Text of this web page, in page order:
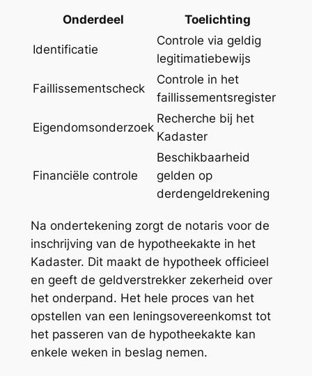
Onderdeel Toelichting
Identificatie
Controle via geldig
legitimatiebewijs
Faillissementscheck
Controle in het
faillissementsregister
Eigendomsonderzoek
Recherche bij het
Kadaster
Financiële controle
Beschikbaarheid
gelden op
derdengeldrekening
Na ondertekening zorgt de notaris voor de
inschrijving van de hypotheekakte in het
Kadaster. Dit maakt de hypotheek officieel
en geeft de geldverstrekker zekerheid over
het onderpand. Het hele proces van het
opstellen van een leningsovereenkomsttot
het passeren van de hypotheekakte kan
enkele weken in beslag nemen.